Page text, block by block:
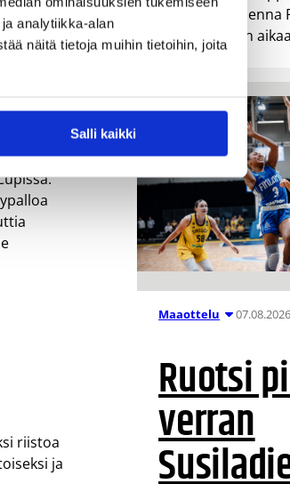
analytiikka-alan
näitä tietoja muihin tietoihin, joita
Salli kaikki
yhdessä
riistoa
ja
kohtaa huomenna
19.30 Suomen
Maaottelu
Ruotsi
verran